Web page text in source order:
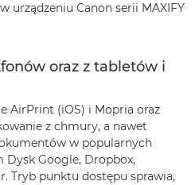
urządzeniu Canon serii MAXIFY
oraz z tabletów i
AirPrint (iOS) i Mopria oraz
z chmury, a nawet
w popularnych
Dysk Google, Dropbox,
Tryb punktu dostępu sprawia,